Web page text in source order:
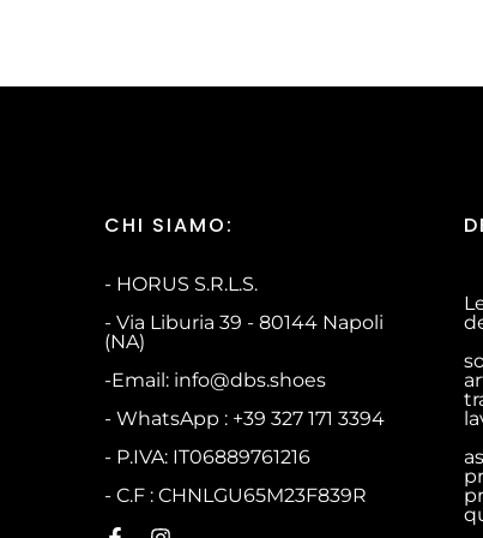
CHI SIAMO:
- HORUS S.R.L.S.
- Via Liburia 39 - 80144 Napoli
(NA)
-Email: info@dbs.shoes
- WhatsApp : +39 327 171 3394
- P.IVA: IT06889761216
- C.F : CHNLGU65M23F839R